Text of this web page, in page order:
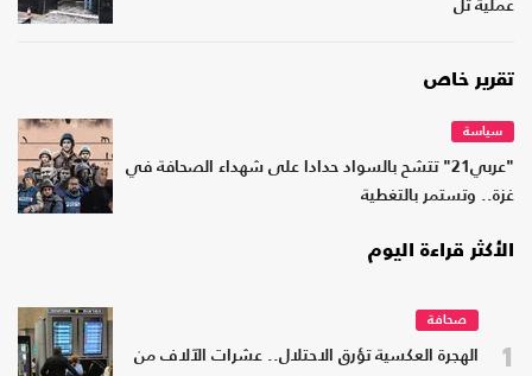
عملية تل
تقرير خاص
سياسة
"عربي21" تتشح بالسواد حدادا على شهداء الصحافة في
غزة.. وتستمر بالتغطية
الأكثر قراءة اليوم
1
صحافة
الهجرة العكسية تؤرق الاحتلال.. عشرات الآلاف من